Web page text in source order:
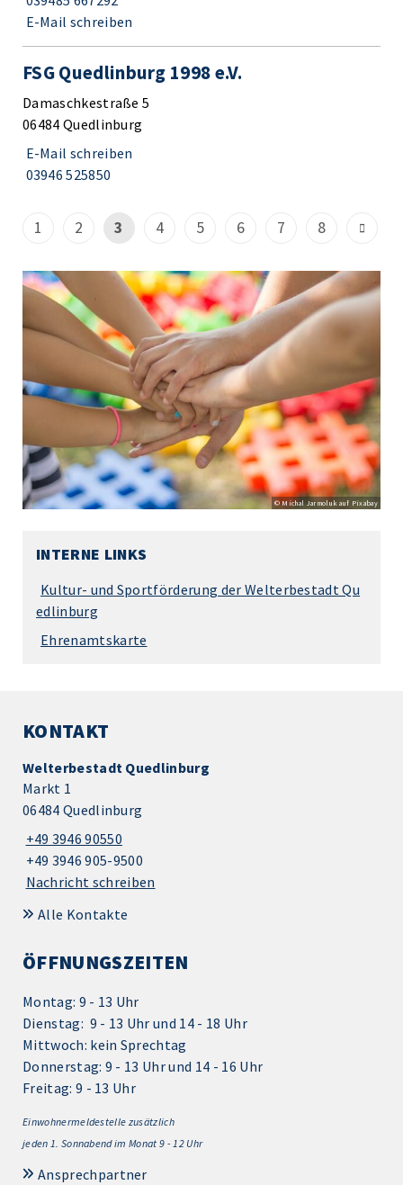
E-Mail schreiben
FSG Quedlinburg 1998 e.V.
Damaschkestraße 5
06484 Quedlinburg
E-Mail schreiben
03946 525850
1 2 3 4 5 6 7 8
© Michal Jarmoluk auf Pixabay
INTERNE LINKS
Kultur- und Sportförderung der Welterbestadt Qu
edlinburg
Ehrenamtskarte
KONTAKT
Welterbestadt Quedlinburg
Markt 1
06484 Quedlinburg
+49 3946 90550
+49 3946 905-9500
Nachricht schreiben
Alle Kontakte
ÖFFNUNGSZEITEN
Montag: 9 - 13 Uhr
Dienstag: 9 - 13 Uhr und 14 - 18 Uhr
Mittwoch: kein Sprechtag
Donnerstag: 9 - 13 Uhr und 14 - 16 Uhr
Freitag: 9 - 13 Uhr
Einwohnermeldestelle zusätzlich
jeden 1. Sonnabend im Monat 9 - 12 Uhr
Ansprechpartner